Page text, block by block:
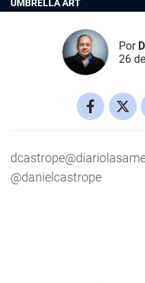
UMBRELLA ART
Por
26
@danielcastrope